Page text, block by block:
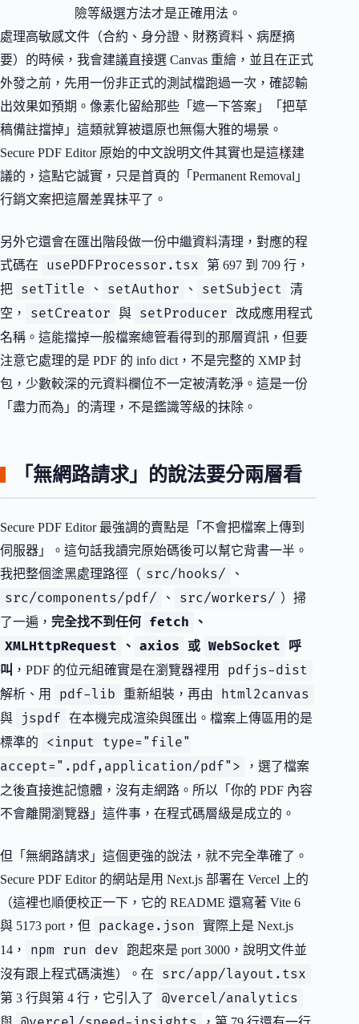
險等級選方法才是正確用法。
處理高敏感文件（合約、身分證、財務資料、病歷摘
要）的時候，我會建議直接選 Canvas 重繪，並且在正式
外發之前，先用一份非正式的測試檔跑過一次，確認輸
出效果如預期。像素化留給那些「遮一下答案」「把草
稿備註擋掉」這類就算被還原也無傷大雅的場景。
Secure PDF Editor 原始的中文說明文件其實也是這樣建
議的，這點它誠實，只是首頁的「Permanent Removal」
行銷文案把這層差異抹平了。
另外它還會在匯出階段做一份中繼資料清理，對應的程
式碼在
usePDFProcessor.tsx
第 697 到 709 行，
把
setTitle 、 setAuthor 、 setSubject
清
空，
setCreator 與 setProducer
改成應用程式
名稱。這能擋掉一般檔案總管看得到的那層資訊，但要
注意它處理的是 PDF 的 info dict，不是完整的 XMP 封
包，少數較深的元資料欄位不一定被清乾淨。這是一份
「盡力而為」的清理，不是鑑識等級的抹除。
「無網路請求」的說法要分兩層看
Secure PDF Editor 最強調的賣點是「不會把檔案上傳到
伺服器」。這句話我讀完原始碼後可以幫它背書一半。
我把整個塗黑處理路徑（ src/hooks/ 、
src/components/pdf/ 、 src/workers/ ）掃
了一遍， 完全找不到任何 fetch 、
XMLHttpRequest 、 axios 或 WebSocket
呼
叫 ，PDF 的位元組確實是在瀏覽器裡用 pdfjs-dist
解析、用 pdf-lib 重新組裝，再由 html2canvas
與 jspdf
在本機完成渲染與匯出。檔案上傳區用的是
標準的
<input type="file"
accept=".pdf,application/pdf">
，選了檔案
之後直接進記憶體，沒有走網路。所以「你的 PDF 內容
不會離開瀏覽器」這件事，在程式碼層級是成立的。
但「無網路請求」這個更強的說法，就不完全準確了。
Secure PDF Editor 的網站是用 Next.js 部署在 Vercel 上的
（這裡也順便校正一下，它的 README 還寫著 Vite 6
與 5173 port，但
package.json
實際上是 Next.js
14，
npm run dev
跑起來是 port 3000，說明文件並
沒有跟上程式碼演進）。在
src/app/layout.tsx
第 3 行與第 4 行，它引入了 @vercel/analytics